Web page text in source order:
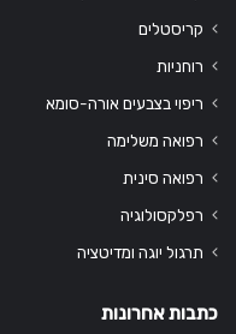
קריסטלים
רוחניות
ריפוי בצבעים אורה-סומא
רפואה משלימה
רפואה סינית
רפלקסולוגיה
תרגול יוגה ומדיטציה
כתבות אחרונות